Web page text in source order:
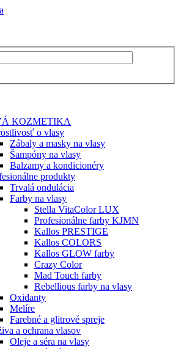
KOZMETIKA
o vlasy
Zábaly a masky na vlasy
Šampóny na vlasy
Balzamy a kondicionéry
produkty
Trvalá ondulácia
Farby na vlasy
Stella VitaColor LUX
Profesionálne farby KJMN
Kallos PRESTIGE
Kallos COLORS
Kallos GLOW farby
Crazy Color
Mad Touch farby
Rebellious farby na vlasy
Oxidanty
Melíre
Farebné a glitrové spreje
a ochrana vlasov
Oleje a séra na vlasy